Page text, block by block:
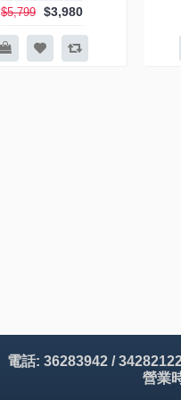
$5,799 $3,980
電話: 36283942 /
營業